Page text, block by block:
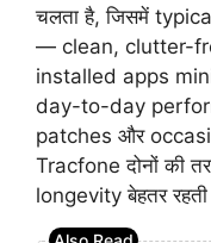
चलता है, जिसमें
— clean, clutter-
installed apps
day-to-day
patches और
Tracfone दोनों की
longevity बेहतर रहती